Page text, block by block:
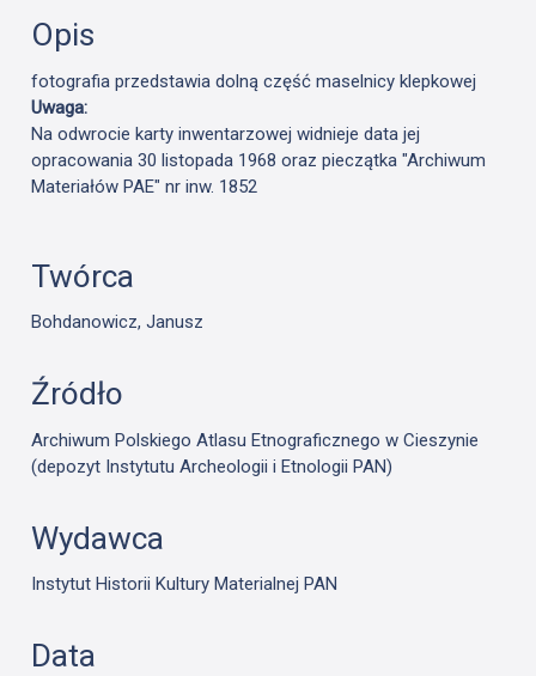
Opis
fotografia przedstawia dolną część maselnicy klepkowej
Uwaga:
Na odwrocie karty inwentarzowej widnieje data jej
opracowania 30 listopada 1968 oraz pieczątka "Archiwum
Materiałów PAE" nr inw. 1852
Twórca
Bohdanowicz, Janusz
Źródło
Archiwum Polskiego Atlasu Etnograficznego w Cieszynie
(depozyt Instytutu Archeologii i Etnologii PAN)
Wydawca
Instytut Historii Kultury Materialnej PAN
Data